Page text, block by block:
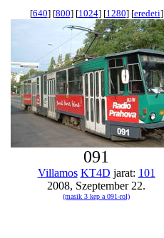
[640] [800] [1024] [1280] [eredeti]
091
Villamos KT4D jarat: 101
2008, Szeptember 22.
(masik 3 kep a 091-rol)